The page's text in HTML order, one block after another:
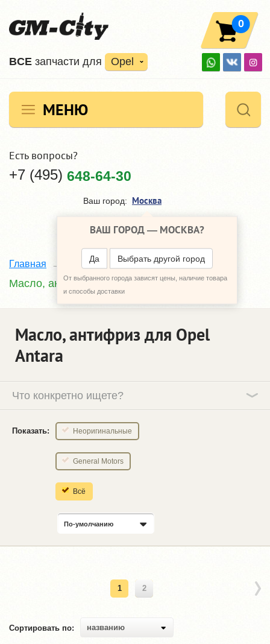
ВCE запчасти для Opel
0
МЕНЮ
Есть вопросы?
+7 (495) 648-64-30
Ваш город: Москва
ВАШ ГОРОД — МОСКВА?
Да Выбрать другой город
От выбранного города зависят цены, наличие товара
и способы доставки
Главная Каталог Opel Antara
Масло, антифриз
Масло, антифриз для Opel
Antara
Что конкретно ищете?
Показать: Неоригинальные
General Motors
Всё
По-умолчанию
1 2
Сортировать по: названию